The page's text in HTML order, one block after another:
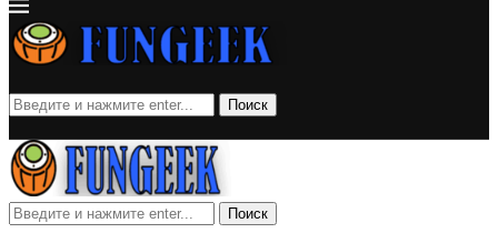
Поиск
Поиск